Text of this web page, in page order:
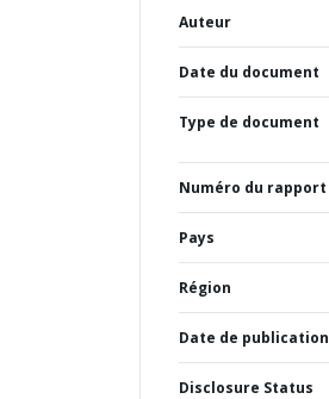
Auteur
Date du document
Type de document
Numéro du rapport
Pays
Région
Date de publication
Disclosure Status